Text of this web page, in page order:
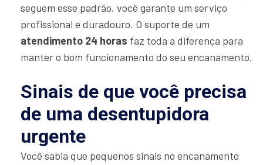
seguem esse padrão, você garante um serviço
profissional e duradouro. O suporte de um
atendimento 24 horas faz toda a diferença para
manter o bom funcionamento do seu encanamento.
Sinais de que você precisa
de uma desentupidora
urgente
Você sabia que pequenos sinais no encanamento